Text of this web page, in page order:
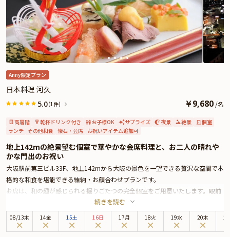
より一層格式高く演出してくれる逸品ですので、ご希望の際はぜひご予約時に
ご追加ください。
特別感と安心感に包まれた空間で、大切な一日を心に残る思い出へと紡いでく
ださい。
さらに本プランでは、有料オプションで花束・ギフト・カスタマイズ可能なメ
ッセージカードなどをお付けすることが出来ます。メッセージカードは着席時
に、花束やギフトはデザートタイムにご予約主様にお渡し致しますので、ご両
親へのサプライズにお役立てください。詳しくは、本ページ中段の「お祝いア
Anny限定プラン
日本料理 河久
5.0(1件) ￥9,680 /名
高層階 乾杯ドリンク付き お子様OK サプライズ 夜景 絶景
個室
ランチ その他和食 懐石・会席 お祝いアイテム追加可
地上142mの絶景望む個室で華やかな会席料理と、お二人の晴れや
かな門出のお祝い
大阪駅前第三ビル33F、地上142mから大阪の景色を一望できる贅沢な空間で本
格的な和食を堪能できる結納・お顔合わせプランです。
お席は、和の趣が感じられる掘りごたつの完全個室をご用意いたします。眼前
に広がる絶景がハレの日を華やかに演出してくれます。
まずは特典の乾杯ドリンクをお料理を待ちながらみなさんでご賞味ください。
お食事は、祝い肴やお造りなどを含む会席コース全11品を華やかな盛り付けで
続きを読む
08/13木 14金 15土 16日 17月 18火 19水 20木